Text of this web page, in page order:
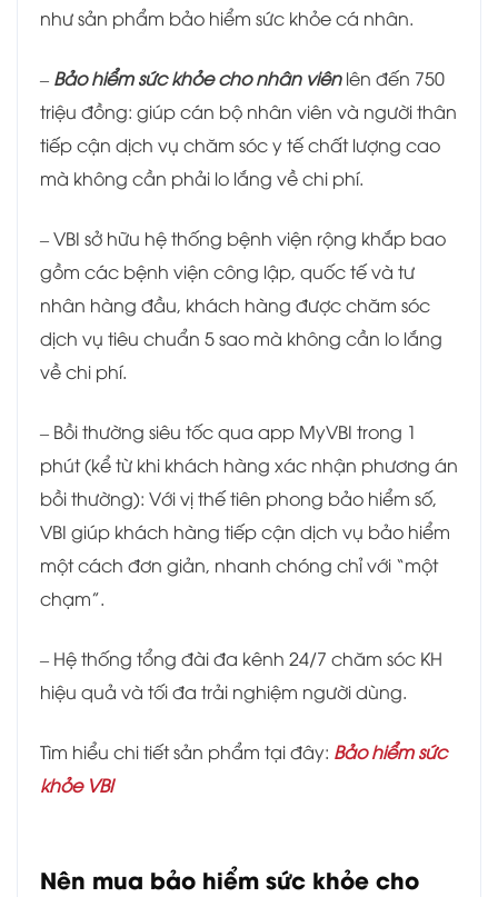
như sản phẩm bảo hiểm sức khỏe cá nhân.
– Bảo hiểm sức khỏe cho nhân viênlên đến 750
triệu đồng: giúp cán bộ nhân viên và người thân
tiếp cận dịch vụ chăm sóc y tế chất lượng cao
mà không cần phải lo lắng về chi phí.
– VBI sở hữu hệ thống bệnh viện rộng khắp bao
gồm các bệnh viện công lập, quốc tế và tư
nhân hàng đầu, khách hàng được chăm sóc
dịch vụ tiêu chuẩn 5 sao mà không cần lo lắng
về chi phí.
– Bồi thường siêu tốc qua app MyVBI trong 1
phút (kể từ khi khách hàng xác nhận phương án
bồi thường): Với vị thế tiên phong bảo hiểm số,
VBI giúp khách hàng tiếp cận dịch vụ bảo hiểm
một cách đơn giản, nhanh chóng chỉ với “một
chạm”.
– Hệ thống tổng đài đa kênh 24/7 chăm sóc KH
hiệu quả và tối đa trải nghiệm người dùng.
Tìm hiểu chi tiết sản phẩm tại đây: Bảo hiểm sức
khỏe VBI
Nên mua bảo hiểm sức khỏe cho